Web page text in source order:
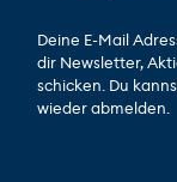
Deine E-Mail
dir Newsletter,
schicken. Du
wieder abmelden.